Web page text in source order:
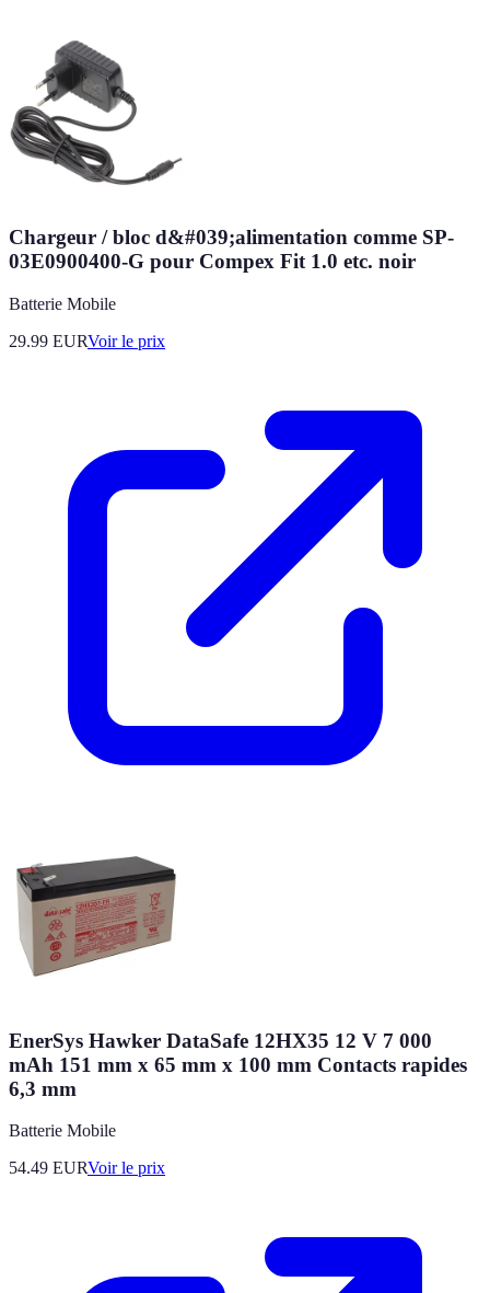
Chargeur / bloc d&#039;alimentation comme SP-
03E0900400-G pour Compex Fit 1.0 etc. noir
Batterie Mobile
29.99 EURVoir le prix
EnerSys Hawker DataSafe 12HX35 12 V 7 000
mAh 151 mm x 65 mm x 100 mm Contacts rapides
6,3 mm
Batterie Mobile
54.49 EURVoir le prix